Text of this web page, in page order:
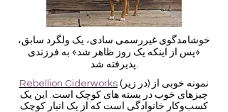
خوشامدگوی غیررسمی سادی، یک ولگرد سابق،
«پس از اینکه یک روز ظاهر شد» به فرزندی
پذیرفته شد.
Rebellion Ciderworks (در زیر) نمونه خوبی از
چیزهای خوب در بسته های کوچک است. این یک
کسب‌وکار خانوادگی است که از یک انبار کوچک